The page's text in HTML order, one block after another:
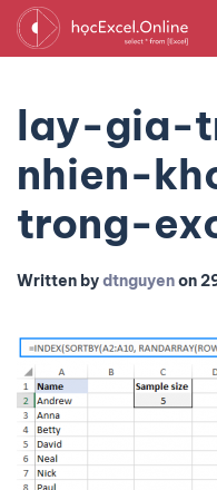
lay-gia-
nhien-
trong-
Written bydtnguyenon